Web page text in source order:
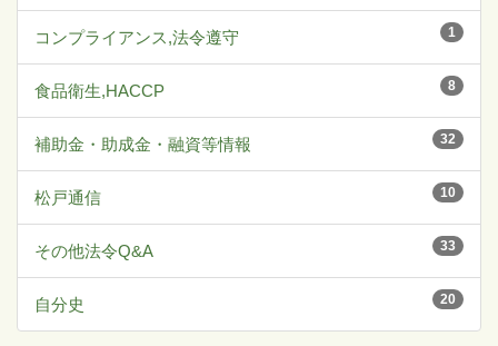
1
コンプライアンス,法令遵守
8
食品衛生,HACCP
32
補助金・助成金・融資等情報
10
松戸通信
33
その他法令Q&A
20
自分史